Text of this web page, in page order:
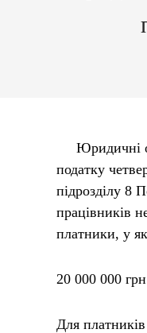
Юридичні
податку
підрозділу 8
працівників
платники, у
20 000 000
Для